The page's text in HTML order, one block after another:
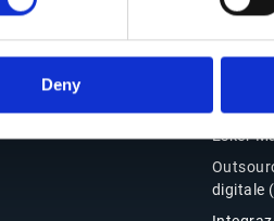
Deny
Prodotti
Esker
digitale